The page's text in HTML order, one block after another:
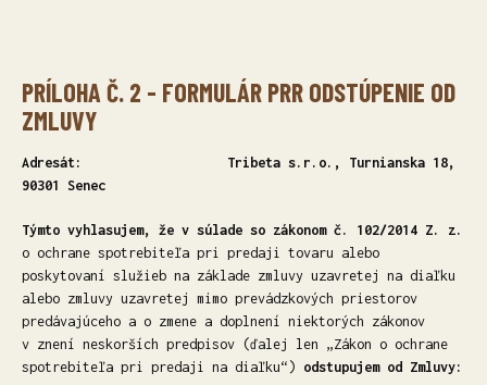
PRÍLOHA Č. 2 - FORMULÁR PRR ODSTÚPENIE OD
ZMLUVY
Adresát:
Tribeta s.r.o., Turnianska 18,
90301 Senec
Týmto vyhlasujem, že v súlade so zákonom č. 102/2014 Z. z.
o ochrane spotrebiteľa pri predaji tovaru alebo
poskytovaní služieb na základe zmluvy uzavretej na diaľku
alebo zmluvy uzavretej mimo prevádzkových priestorov
predávajúceho a o zmene a doplnení niektorých zákonov
v znení neskorších predpisov (ďalej len „Zákon o ochrane
spotrebiteľa pri predaji na diaľku“) odstupujem od Zmluvy: